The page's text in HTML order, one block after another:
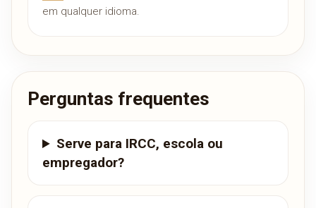
em qualquer idioma.
Perguntas frequentes
Serve para IRCC, escola ou
empregador?